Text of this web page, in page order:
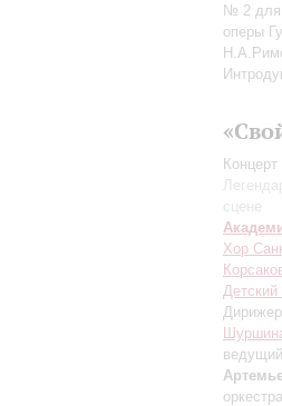
№ 2 для
оперы
сцене
Хор
ведущий